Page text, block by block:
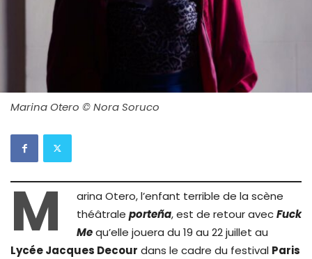
Marina Otero © Nora Soruco
M
arina Otero, l’enfant terrible de la scène
théâtrale porteña, est de retour avecFuck
Mequ’elle jouera du 19 au 22 juillet au
Lycée Jacques Decour dans le cadre du festival Paris